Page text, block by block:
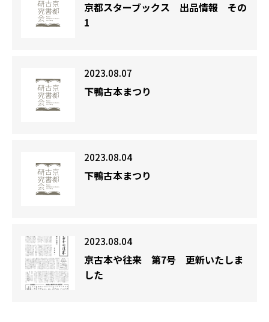
京都スターブックス 出品情報 その
1
2023.08.07
下鴨古本まつり
2023.08.04
下鴨古本まつり
2023.08.04
京古本や往来 第7号 更新いたしま
した